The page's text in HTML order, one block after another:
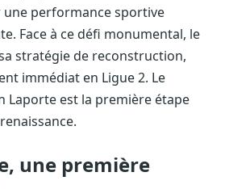
performance sportive
Face à ce défi monumental, le
stratégie de reconstruction,
immédiat en Ligue 2. Le
Laporte est la première étape
une première